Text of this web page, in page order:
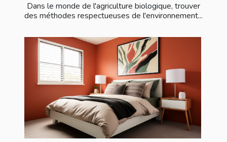
Dans le monde de l'agriculture biologique, trouver
des méthodes respectueuses de l'environnement...